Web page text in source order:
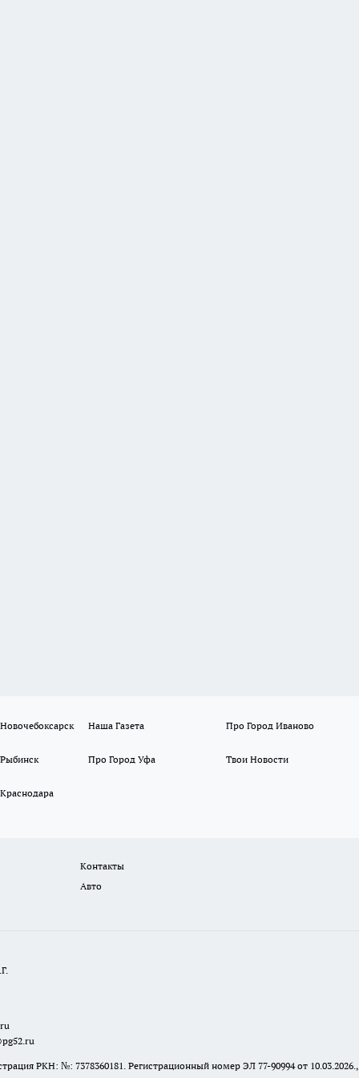
Наша Газета Про Город Иваново
Про Город Уфа Твои Новости
Контакты
Авто
РКН: №: 7378360181. Регистрационный номер ЭЛ 77-90994 от